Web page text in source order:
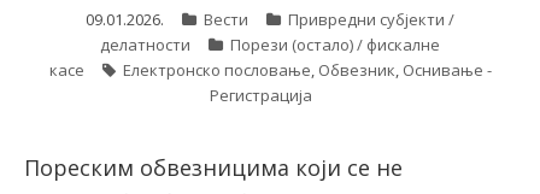
Линкови
Претплата
09.01.2026. Вести
Привредни субјекти /
делатности
Порези (остало) / фискалне
касе
Електронско пословање, Обвезник, Оснивање -
Регистрација
Пореским обвезницима који се не